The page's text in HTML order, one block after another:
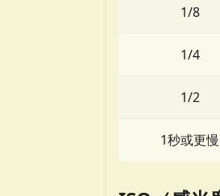
1/8
1/4
1/2
1秒或更慢